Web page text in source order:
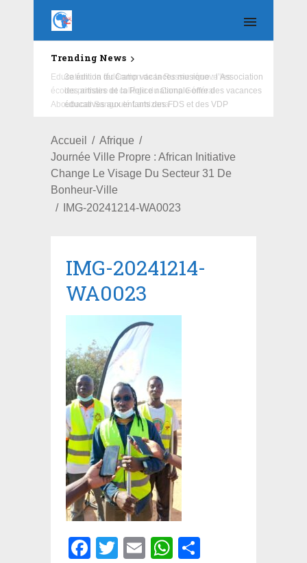
Trending News
Education : la fédération de la Russie rénove les
écoles primaire et collège du Camp Général
Aboubacar Sangoulé Lamizana
Accueil
Afrique
Journée Ville Propre : African Initiative
Change Le Visage Du Secteur 31 De
Bonheur-Ville
IMG-20241214-WA0023
IMG-20241214-
WA0023
Facebook
Twitter
EmailWhatsApp